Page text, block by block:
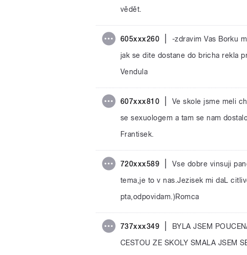
vědět.
605xxx260
-zdravim Vas Borku
jak se dite dostane do bricha rekla
Vendula
607xxx810
Ve skole jsme meli
se sexuologem a tam se nam
Frantisek.
720xxx589
Vse dobre vinsuji
tema,je to v nas.Jezisek mi daL
pta,odpovidam.)Romca
737xxx349
BYLA JSEM
CESTOU ZE SKOLY SMALA JSEM